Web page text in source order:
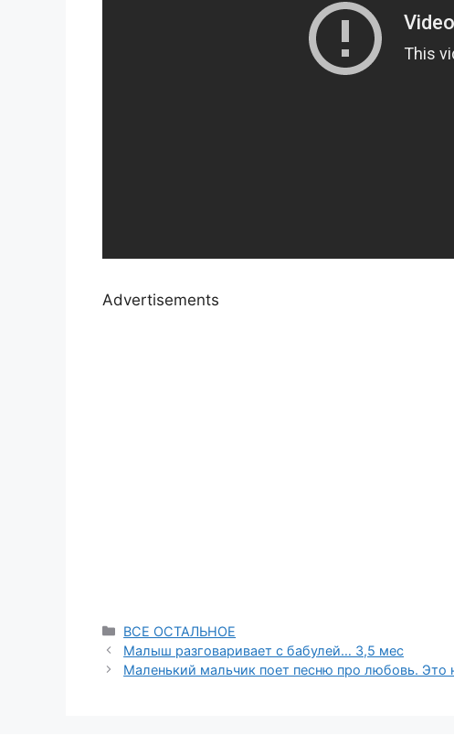
Advertisements
Categories
ВСЕ ОСТАЛЬНОЕ
Малыш разговаривает с бабулей… 3,5 мес
Маленький мальчик поет песню про любовь.